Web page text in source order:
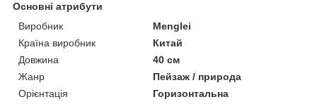
Основні атрибути
Виробник
Menglei
Країна виробник
Китай
Довжина
40 см
Жанр
Пейзаж / природа
Орієнтація
Горизонтальна